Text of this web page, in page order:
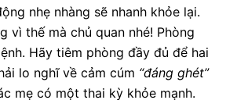
nhẹ nhàng sẽ nhanh khỏe lại.
vì thế mà chủ quan nhé! Phòng
Hãy tiêm phòng đầy đủ để hai
lo nghĩ về cảm cúm “đáng ghét”
mẹ có một thai kỳ khỏe mạnh.